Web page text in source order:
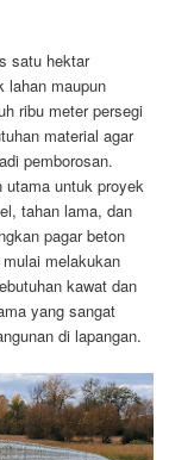
satu hektar
lahan maupun
ribu meter persegi
material agar
pemborosan.
utama untuk proyek
tahan lama, dan
pagar beton
melakukan
kawat dan
yang sangat
di lapangan.